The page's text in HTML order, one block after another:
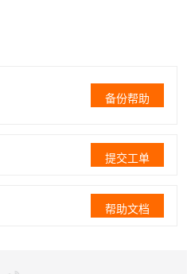
备份帮助
提交工单
帮助文档